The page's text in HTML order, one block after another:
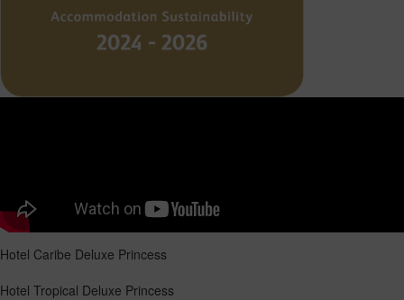
Hotel Caribe Deluxe Princess
Hotel Tropical Deluxe Princess